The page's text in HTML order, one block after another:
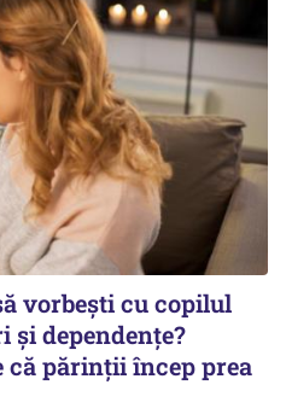
vorbești cu copilul
și dependențe?
că părinții încep prea